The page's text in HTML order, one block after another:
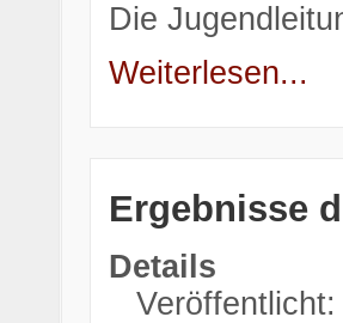
Die
Weiterlesen...
Ergebnisse
Details